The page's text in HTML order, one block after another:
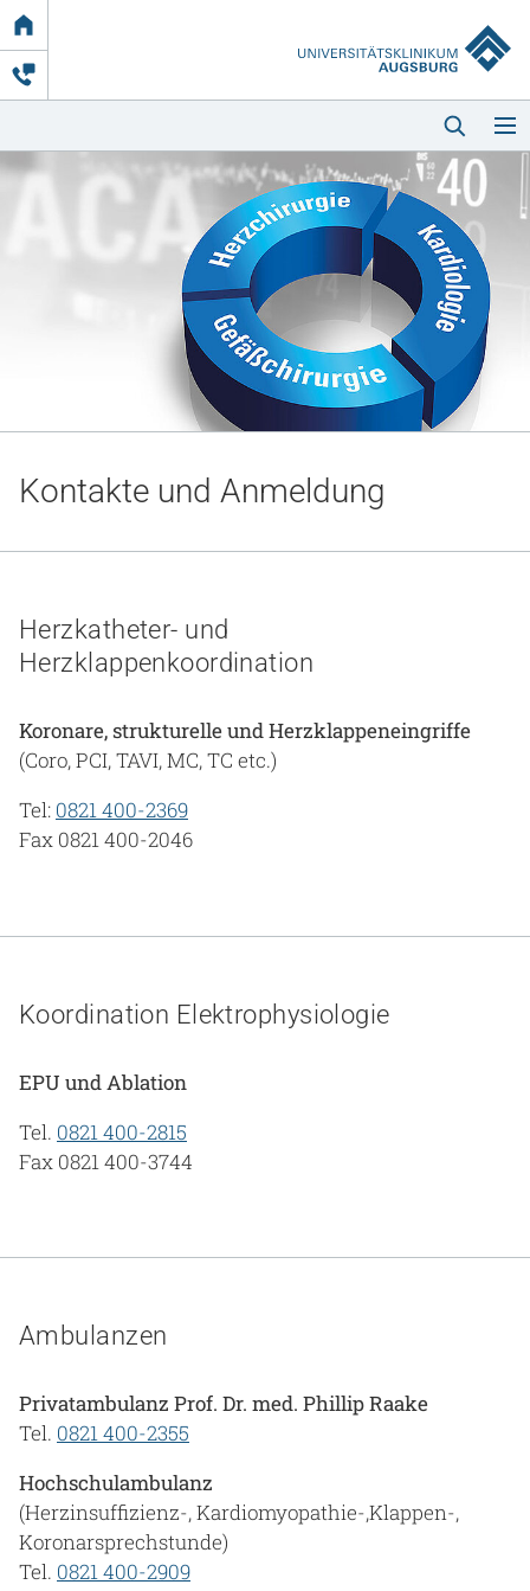
Link
zur
Startseite
Kliniken & Einrichtungen
Beruf & Karriere
Notaufnahme
Kontakte und Anmeldung
Herzkatheter- und
Herzklappenkoordination
Koronare, strukturelle und Herzklappeneingriffe
(Coro, PCI, TAVI, MC, TC etc.)
Tel: 0821 400-2369
Fax 0821 400-2046
Koordination Elektrophysiologie
EPU und Ablation
Tel. 0821 400-2815
Fax 0821 400-3744
Ambulanzen
Privatambulanz Prof. Dr. med. Phillip Raake
Tel. 0821 400-2355
Hochschulambulanz
(Herzinsuffizienz-, Kardiomyopathie-,Klappen-,
Koronarsprechstunde)
Tel. 0821 400-2909